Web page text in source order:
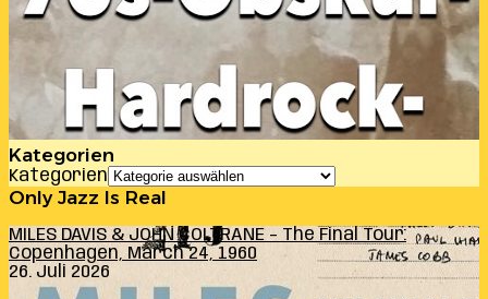
Kategorien
Kategorien
Only Jazz Is Real
MILES DAVIS & JOHN COLTRANE – The Final Tour:
Copenhagen, March 24, 1960
26. Juli 2026